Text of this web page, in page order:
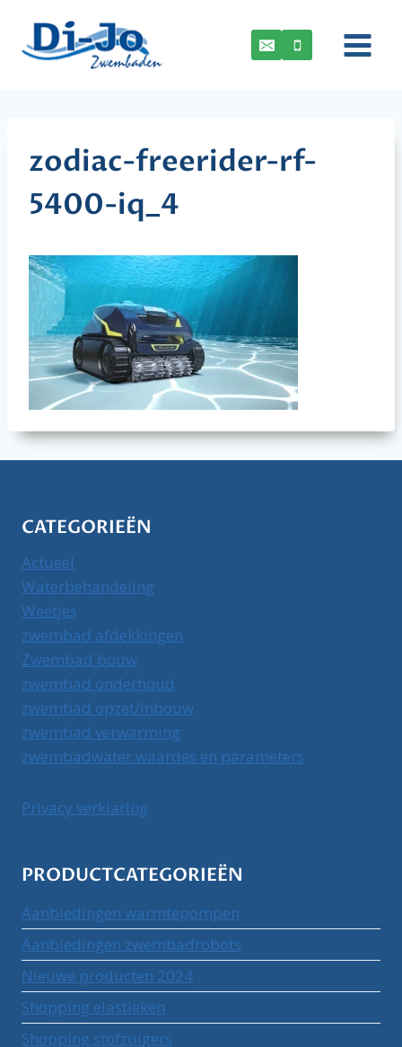
inhoud
zodiac-freerider-rf-
5400-iq_4
CATEGORIEËN
Actueel
Waterbehandeling
Weetjes
zwembad afdekkingen
Zwembad bouw
zwembad onderhoud
zwembad opzet/inbouw
zwembad verwarming
zwembadwater waardes en parameters
Privacy verklaring
PRODUCTCATEGORIEËN
Aanbiedingen warmtepompen
Aanbiedingen zwembadrobots
Nieuwe producten 2024
Shopping elastieken
Shopping stofzuigers